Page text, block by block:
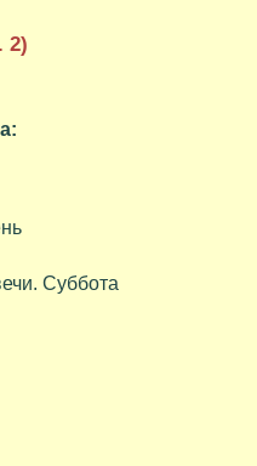
2)
Суббота